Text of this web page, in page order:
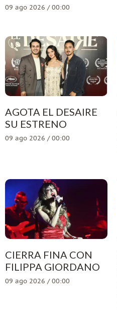
09 ago 2026 / 00:00
AGOTA EL DESAIRE
SU ESTRENO
09 ago 2026 / 00:00
CIERRA FINA CON
FILIPPA GIORDANO
09 ago 2026 / 00:00